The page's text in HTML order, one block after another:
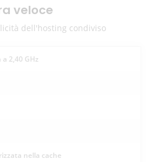
veloce
dell'hosting condiviso
2,40 GHz
nella cache